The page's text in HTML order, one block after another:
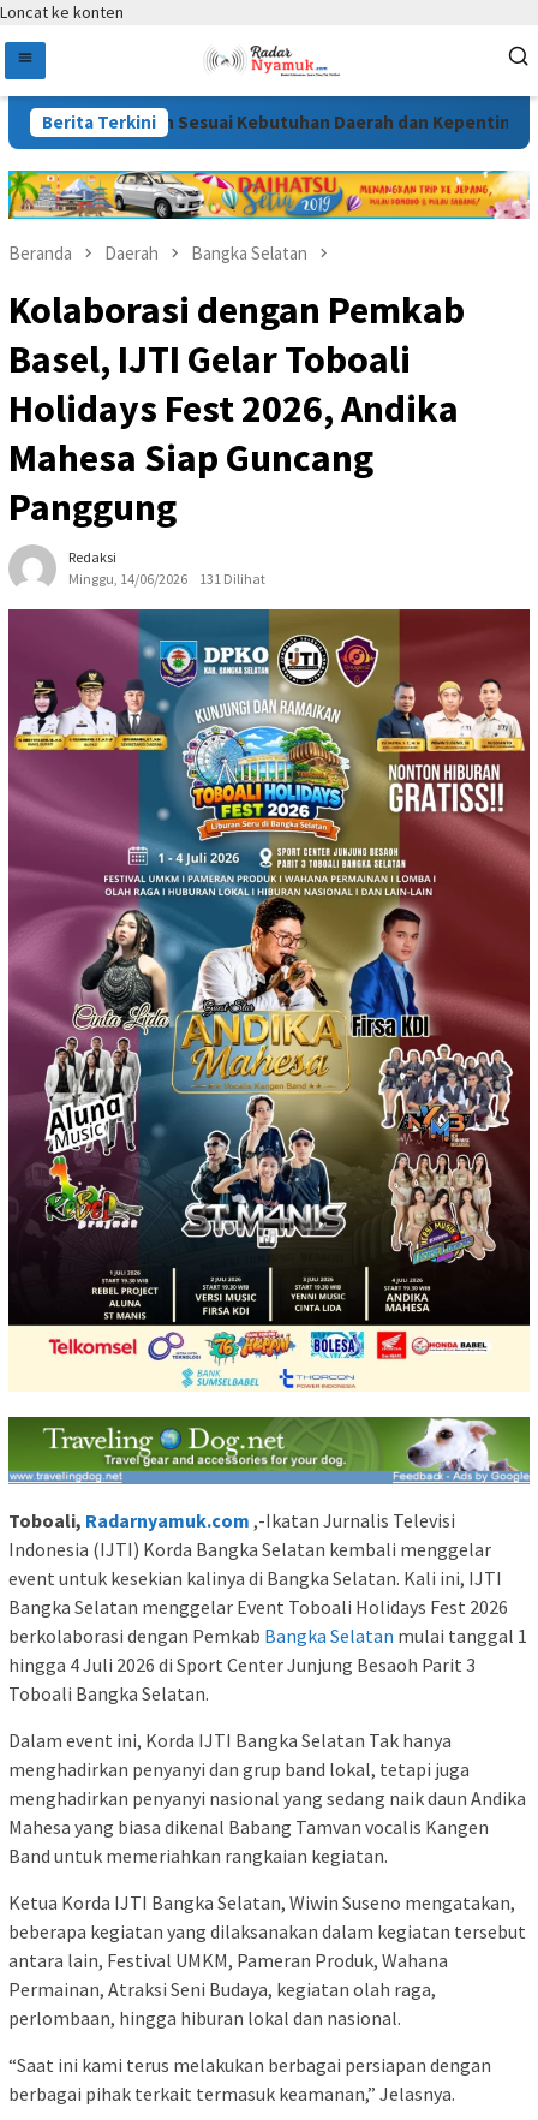
Loncat ke konten
Berita Terkini
Disusun Sesuai Kebutuhan Daerah dan Kepentingan
Beranda Daerah Bangka Selatan
Kolaborasi dengan Pemkab
Basel, IJTI Gelar Toboali
Holidays Fest 2026, Andika
Mahesa Siap Guncang
Panggung
Redaksi
Minggu, 14/06/2026
131 Dilihat
Toboali, Radarnyamuk.com ,-Ikatan Jurnalis Televisi
Indonesia (IJTI) Korda Bangka Selatan kembali menggelar
event untuk kesekian kalinya di Bangka Selatan. Kali ini, IJTI
Bangka Selatan menggelar Event Toboali Holidays Fest 2026
berkolaborasi dengan Pemkab Bangka Selatan mulai tanggal 1
hingga 4 Juli 2026 di Sport Center Junjung Besaoh Parit 3
Toboali Bangka Selatan.
Dalam event ini, Korda IJTI Bangka Selatan Tak hanya
menghadirkan penyanyi dan grup band lokal, tetapi juga
menghadirkan penyanyi nasional yang sedang naik daun Andika
Mahesa yang biasa dikenal Babang Tamvan vocalis Kangen
Band untuk memeriahkan rangkaian kegiatan.
Ketua Korda IJTI Bangka Selatan, Wiwin Suseno mengatakan,
beberapa kegiatan yang dilaksanakan dalam kegiatan tersebut
antara lain, Festival UMKM, Pameran Produk, Wahana
Permainan, Atraksi Seni Budaya, kegiatan olah raga,
perlombaan, hingga hiburan lokal dan nasional.
“Saat ini kami terus melakukan berbagai persiapan dengan
berbagai pihak terkait termasuk keamanan,” Jelasnya.